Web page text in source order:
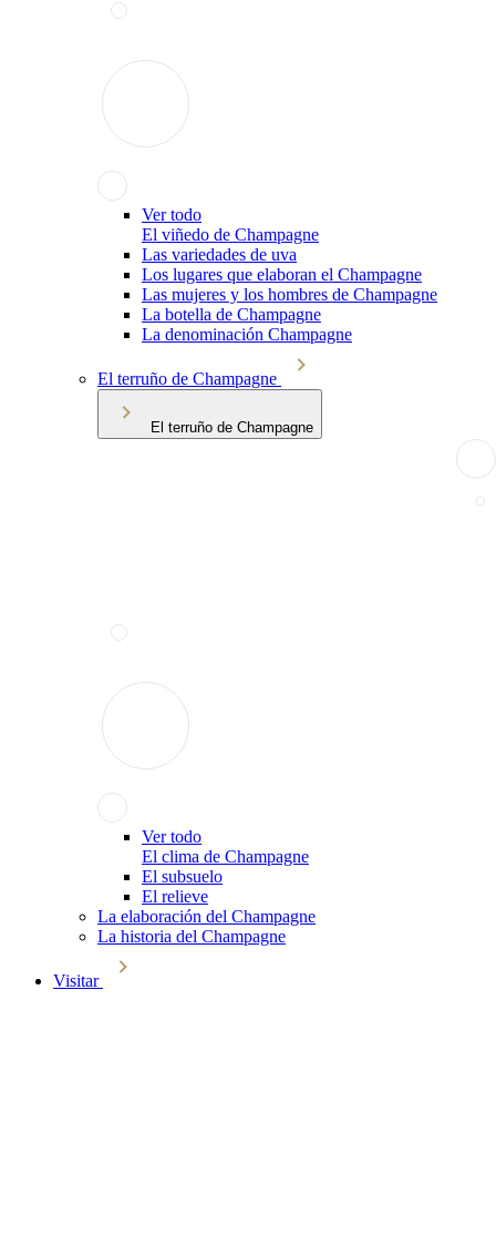
Ver todo
El viñedo de Champagne
Las variedades de uva
Los lugares que elaboran el Champagne
Las mujeres y los hombres de Champagne
La botella de Champagne
La denominación Champagne
El terruño de Champagne
El terruño de Champagne
Ver todo
El clima de Champagne
El subsuelo
El relieve
La elaboración del Champagne
La historia del Champagne
Visitar